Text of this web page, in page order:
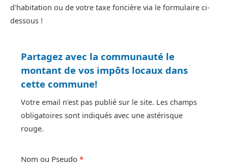
d'habitation ou de votre taxe foncière via le formulaire ci-
dessous !
Partagez avec la communauté le
montant de vos impôts locaux dans
cette commune!
Votre email n'est pas publié sur le site. Les champs
obligatoires sont indiqués avec une astérisque
rouge.
Nom ou Pseudo *